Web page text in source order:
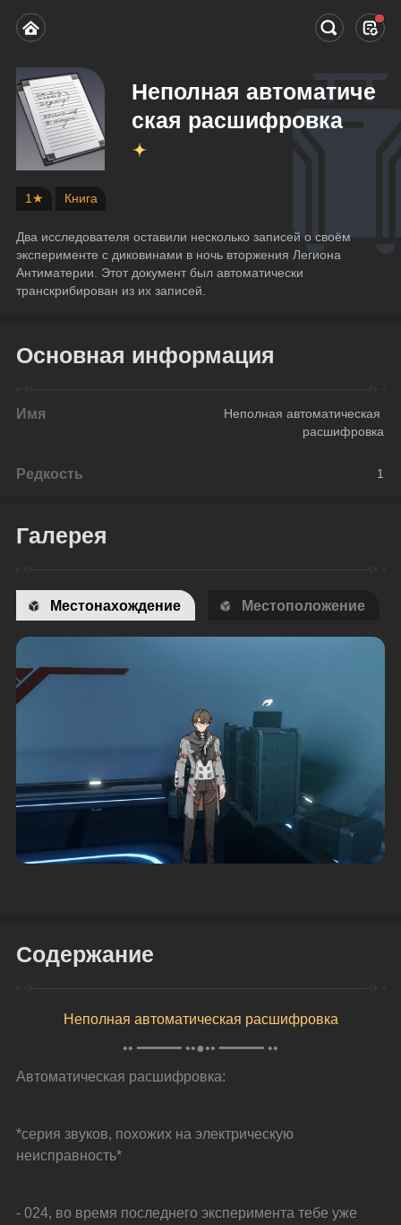
Неполная автоматиче
ская расшифровка
1★ Книга
Два исследователя оставили несколько записей о своём
эксперименте с диковинами в ночь вторжения Легиона
Антиматерии. Этот документ был автоматически
транскрибирован из их записей.
Основная информация
Имя
Неполная автоматическая
расшифровка
Редкость 1
Галерея
Местонахождение Местоположение
Содержание
Неполная автоматическая расшифровка
•• ━━━━━ ••●•• ━━━━━ ••
Автоматическая расшифровка:
*серия звуков, похожих на электрическую
неисправность*
- 024, во время последнего эксперимента тебе уже